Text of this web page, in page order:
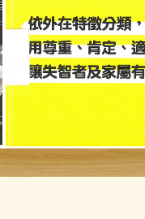
完全圖解失智症